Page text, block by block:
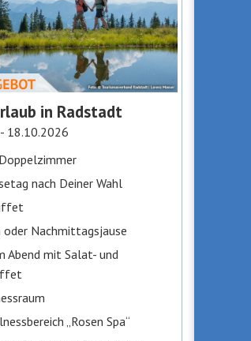
in Radstadt
18.10.2026
nach Deiner Wahl
Nachmittagsjause
Abend mit Salat- und
„Rosen Spa“